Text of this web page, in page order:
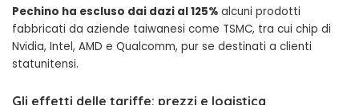
Pechino ha escluso dai dazi al 125% alcuni prodotti
fabbricati da aziende taiwanesi come TSMC, tra cui chip di
Nvidia, Intel, AMD e Qualcomm, pur se destinati a clienti
statunitensi.
Gli effetti delle tariffe: prezzi e logistica